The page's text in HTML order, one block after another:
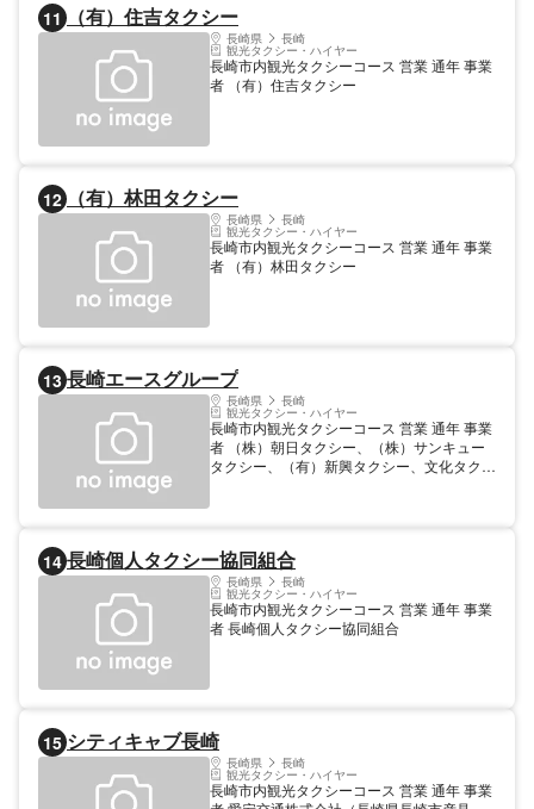
11 （有）住吉タクシー
長崎県 長崎
観光タクシー・ハイヤー
長崎市内観光タクシーコース 営業 通年 事業
者 （有）住吉タクシー
12 （有）林田タクシー
長崎県 長崎
観光タクシー・ハイヤー
長崎市内観光タクシーコース 営業 通年 事業
者 （有）林田タクシー
13 長崎エースグループ
長崎県 長崎
観光タクシー・ハイヤー
長崎市内観光タクシーコース 営業 通年 事業
者 （株）朝日タクシー、（株）サンキュー
タクシー、（有）新興タクシー、文化タクシ
14 長崎個人タクシー協同組合
長崎県 長崎
観光タクシー・ハイヤー
長崎市内観光タクシーコース 営業 通年 事業
者 長崎個人タクシー協同組合
15 シティキャブ長崎
長崎県 長崎
観光タクシー・ハイヤー
長崎市内観光タクシーコース 営業 通年 事業